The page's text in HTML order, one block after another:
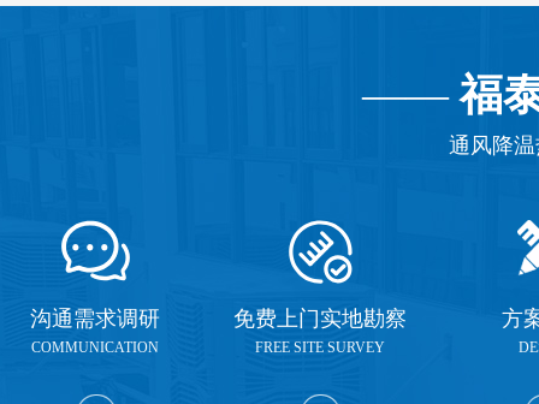
——福
通风降
沟通需求调研
COMMUNICATION
免费上门实地勘察
FREE SITE SURVEY
方